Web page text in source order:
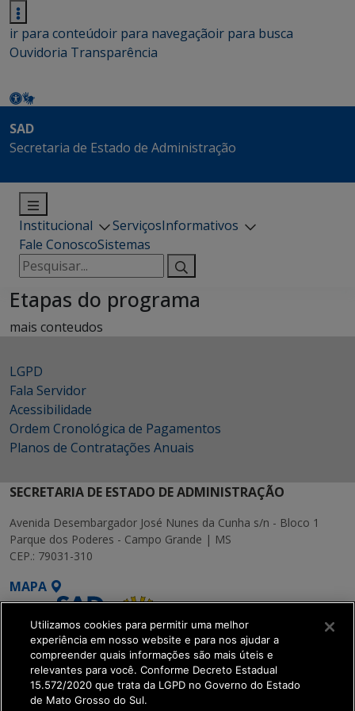
ir para conteúdoir para navegaçãoir para busca
Ouvidoria Transparência
SAD
Secretaria de Estado de Administração
Institucional ServiçosInformativos
Fale ConoscoSistemas
Pesquisar
por:
Etapas do programa
mais conteudos
LGPD
Fala Servidor
Acessibilidade
Ordem Cronológica de Pagamentos
Planos de Contratações Anuais
SECRETARIA DE ESTADO DE ADMINISTRAÇÃO
Avenida Desembargador José Nunes da Cunha s/n - Bloco 1
Parque dos Poderes - Campo Grande | MS
CEP.: 79031-310
MAPA
SETDIG | Secretaria-
Utilizamos cookies para permitir uma melhor
experiência em nosso website e para nos ajudar a
compreender quais informações são mais úteis e
relevantes para você. Conforme Decreto Estadual
15.572/2020 que trata da LGPD no Governo do Estado
de Mato Grosso do Sul.